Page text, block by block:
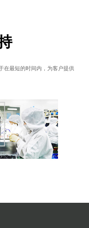
在最短的时间内，为客户提供